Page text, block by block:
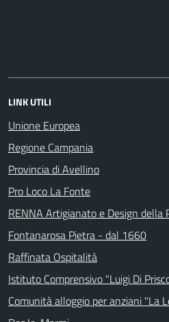
LINK UTILI
Unione Europea
Regione Campania
Provincia di Avellino
Pro Loco La Fonte
RENNA Artigianato e Design della
Fontanarosa Pietra - dal 1660
Raffinata Ospitalità
Istituto Comprensivo "Luigi Di
Comunità alloggio per anziani "La